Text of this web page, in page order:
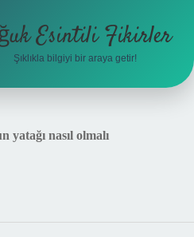
Esintili Fikirler
Şıklıkla bilgiyi bir araya getir!
yatağı nasıl olmalı